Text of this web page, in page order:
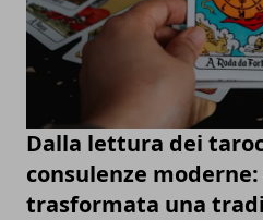
Dalla lettura dei
consulenze moderne:
trasformata una